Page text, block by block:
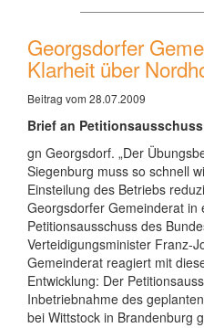
Georgsdorfer
Klarheit über
Beitrag vom 28.07.2009
Brief an
gn Georgsdorf. „Der
Siegenburg muss so schnell
Einsteilung des Betriebs
Georgsdorfer Gemeinderat in
Petitionsausschuss des
Verteidigungsminister Franz-
Gemeinderat reagiert mit
Entwicklung: Der
Inbetriebnahme des
bei Wittstock in Brandenburg